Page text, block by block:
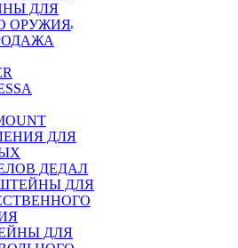
ДЛЯ
ОРУЖИЯ
ДЛЯ
ДЕДАЛ
ДЛЯ